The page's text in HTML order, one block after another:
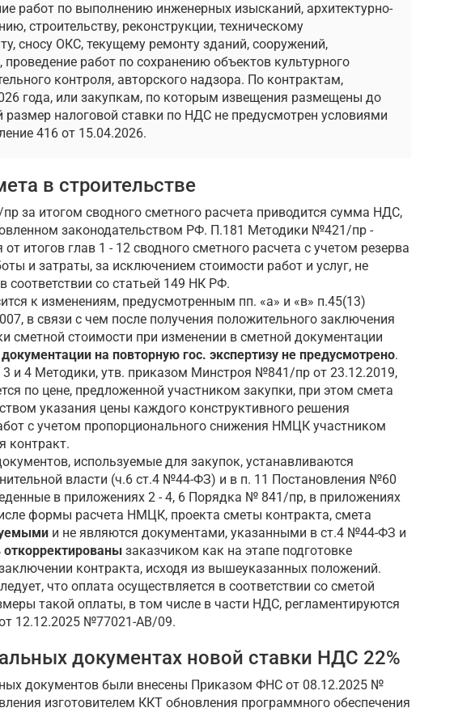
работ по выполнению инженерных изысканий, архитектурно-
строительству, реконструкции, техническому
сносу ОКС, текущему ремонту зданий, сооружений,
проведение работ по сохранению объектов культурного
контроля, авторского надзора. По контрактам,
года, или закупкам, по которым извещения размещены до
размер налоговой ставки по НДС не предусмотрен условиями
416 от 15.04.2026.
в строительстве
за итогом сводного сметного расчета приводится сумма НДС,
законодательством РФ. П.181 Методики №421/пр -
итогов глав 1 - 12 сводного сметного расчета с учетом резерва
и затраты, за исключением стоимости работ и услуг, не
со статьей 149 НК РФ.
к изменениям, предусмотренным пп. «а» и «в» п.45(13)
в связи с чем после получения положительного заключения
сметной стоимости при изменении в сметной документации
на повторную гос. экспертизу не предусмотрено.
и 4 Методики, утв. приказом Минстроя №841/пр от 23.12.2019,
по цене, предложенной участником закупки, при этом смета
указания цены каждого конструктивного решения
с учетом пропорционального снижения НМЦК участником
контракт.
используемые для закупок, устанавливаются
власти (ч.6 ст.4 №44-ФЗ) и в п. 11 Постановления №60
в приложениях 2 - 4, 6 Порядка № 841/пр, в приложениях
формы расчета НМЦК, проекта сметы контракта, смета
и не являются документами, указанными в ст.4 №44-ФЗ и
откорректированы заказчиком как на этапе подготовке
контракта, исходя из вышеуказанных положений.
что оплата осуществляется в соответствии со сметой
такой оплаты, в том числе в части НДС, регламентируются
12.12.2025 №77021-АВ/09.
документах новой ставки НДС 22%
документов были внесены Приказом ФНС от 08.12.2025 №
изготовителем ККТ обновления программного обеспечения